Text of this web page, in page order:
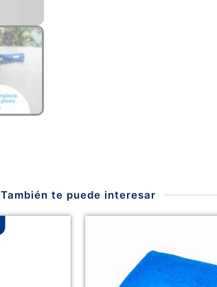
También te puede interesar